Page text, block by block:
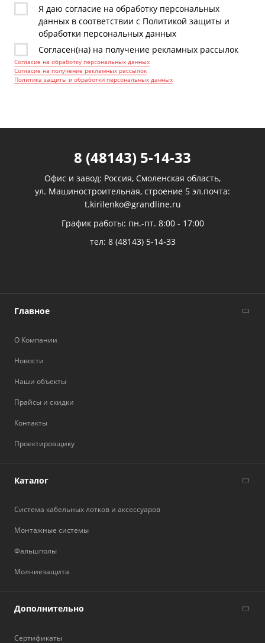
Я даю согласие на обработку персональных
данных в соответствии с Политикой защиты и
обработки персональных данных
Согласен(на) на получение рекламных рассылок
Согласие на обработку персональных данных
Согласие на получение рекламных рассылок
Политика защиты и обработки персональных данных
Главное
О Компании
Новости
Наши объекты
Прайсы и скидки
Контакты
Проектировщику
Каталог
Система кабельных лотков и аксессуаров
Монтажные системы
Фальшполы
Молниезащита
Дополнительно
Сертификаты
8 (48143) 5-14-33
Офис и завод: Россия, Смоленская область,
ул. Машиностроительная, строение 5 эл.почта:
t.kirilenko@grandline.ru
График работы: пн.-пт. 8:00 - 17:00
тел: 8 (48143) 5-14-33